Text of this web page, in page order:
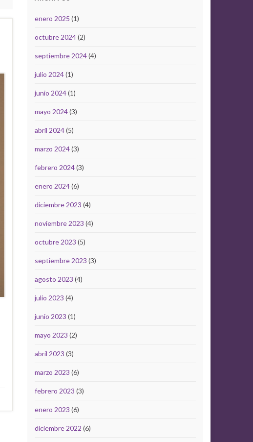
enero 2025 (1)
octubre 2024(2)
septiembre 2024(4)
julio 2024(1)
junio 2024(1)
mayo 2024(3)
abril 2024(5)
marzo 2024(3)
febrero 2024(3)
enero 2024(6)
diciembre 2023 (4)
noviembre 2023 (4)
octubre 2023 (5)
septiembre 2023 (3)
agosto 2023 (4)
julio 2023 (4)
junio 2023 (1)
mayo 2023 (2)
abril 2023 (3)
marzo 2023 (6)
febrero 2023 (3)
enero 2023 (6)
diciembre 2022 (6)